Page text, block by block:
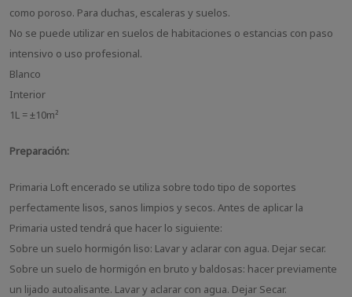
como poroso. Para duchas, escaleras y suelos.
No se puede utilizar en suelos de habitaciones o estancias con paso
intensivo o uso profesional.
Blanco
Interior
1L = ±10m²
Preparación:
Primaria Loft encerado se utiliza sobre todo tipo de soportes
perfectamente lisos, sanos limpios y secos. Antes de aplicar la
Primaria usted tendrá que hacer lo siguiente:
Sobre un suelo hormigón liso: Lavar y aclarar con agua. Dejar secar.
Sobre un suelo de hormigón en bruto y baldosas: hacer previamente
un lijado autoalisante. Lavar y aclarar con agua. Dejar Secar.